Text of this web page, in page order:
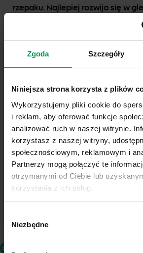
Zgoda Szczegóły
Niniejsza strona korzysta z plików
Wykorzystujemy pliki cookie do
i reklam, aby oferować funkcje
analizować ruch w naszej witrynie.
korzystasz z naszej witryny,
społecznościowym, reklamowym i
Partnerzy mogą połączyć te
otrzymanymi od Ciebie lub
korzystania z ich usług.
Link do informacji o plikach cookies:
zgody
Niezbędne
rzepaku. Najlepiej rozwija się w
o lekkim zakwaszeniu i dużej
15 centymetrów, natomiast jego
kwiatowe mają około 2
Eliminacja chwastu nie powinna
problemu, jeśli oprysk
odpowiednio zaplanowany.
Stosowanie/